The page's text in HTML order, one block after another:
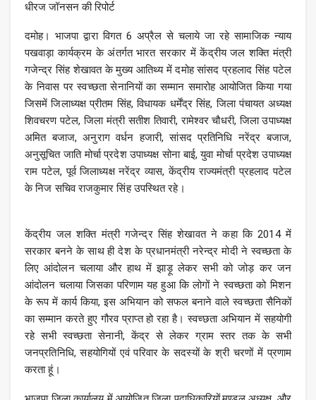
धीरज जॉनसन की रिपोर्ट
दमोह। भाजपा द्वारा विगत 6 अप्रैल से चलाये जा रहे सामाजिक न्याय
पखवाड़ा कार्यक्रम के अंतर्गत भारत सरकार में केंद्रीय जल शक्ति मंत्री
गजेन्द्र सिंह शेखावत के मुख्य आतिथ्य में दमोह सांसद प्रहलाद सिंह पटेल
के निवास पर स्वच्छता सेनानियों का सम्मान समारोह आयोजित किया गया
जिसमें जिलाध्यक्ष प्रीतम सिंह, विधायक धर्मेंद्र सिंह, जिला पंचायत अध्यक्ष
शिवचरण पटेल, जिला मंत्री सतीश तिवारी, रामेश्वर चौधरी, जिला उपाध्यक्ष
अमित बजाज, अनुराग वर्धन हजारी, सांसद प्रतिनिधि नरेंद्र बजाज,
अनुसूचित जाति मोर्चा प्रदेश उपाध्यक्ष सोना बाई, युवा मोर्चा प्रदेश उपाध्यक्ष
राम पटेल, पूर्व जिलाध्यक्ष नरेंद्र व्यास, केंद्रीय राज्यमंत्री प्रहलाद पटेल
के निज सचिव राजकुमार सिंह उपस्थित रहे।
केंद्रीय जल शक्ति मंत्री गजेन्द्र सिंह शेखावत ने कहा कि 2014 में
सरकार बनने के साथ ही देश के प्रधानमंत्री नरेन्द्र मोदी ने स्वच्छता के
लिए आंदोलन चलाया और हाथ में झाड़ू लेकर सभी को जोड़ कर जन
आंदोलन चलाया जिसका परिणाम यह हुआ कि लोगों ने स्वच्छता को मिशन
के रूप में कार्य किया, इस अभियान को सफल बनाने वाले स्वच्छता सैनिकों
का सम्मान करते हुए गौरव प्राप्त हो रहा है। स्वच्छता अभियान में सहयोगी
रहे सभी स्वच्छता सेनानी, केंद्र से लेकर ग्राम स्तर तक के सभी
जनप्रतिनिधि, सहयोगियों एवं परिवार के सदस्यों के श्री चरणों में प्रणाम
करता हूं।